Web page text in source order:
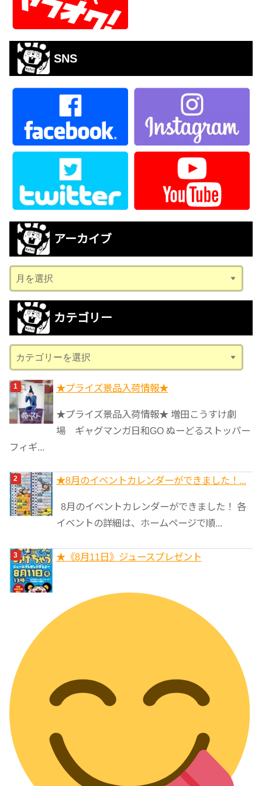
SNS
アーカイブ
ー
カ
ブ
カテゴリー
テ
ゴ
リ
ー
★プライズ景品入荷情報★
★プライズ景品入荷情報★ 増田こうすけ劇
場 ギャグマンガ日和GO ぬーどるストッパー
フィギ...
★8月のイベントカレンダーができました！...
8月のイベントカレンダーができました！ 各
イベントの詳細は、ホームページで順...
★《8月11日》ジュースプレゼント